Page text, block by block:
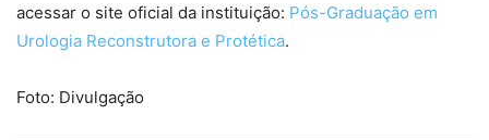
acessar o site oficial da instituição: Pós-Graduação em
Urologia Reconstrutora e Protética.
Foto: Divulgação